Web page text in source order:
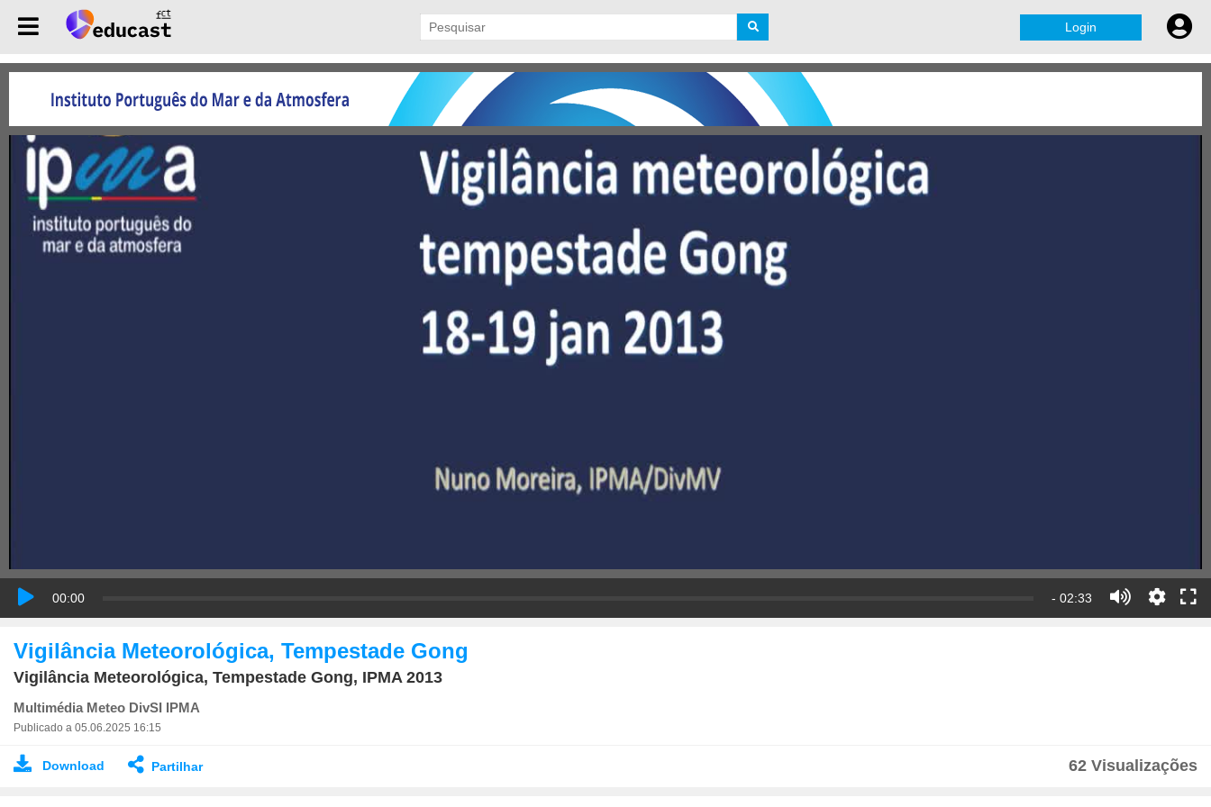
Login
00:00 - 02:33
Vigilância Meteorológica, Tempestade Gong
Vigilância Meteorológica, Tempestade Gong, IPMA 2013
Multimédia Meteo DivSI IPMA
Publicado a 05.06.2025 16:15
Download Partilhar 62 Visualizações